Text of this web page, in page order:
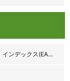
アーニング・インデックス(EARNINGS INDEX♯3.92)